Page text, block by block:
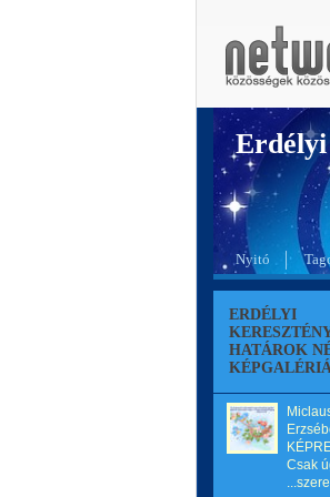
Nyitó
ERDÉLYI
HATÁROK
Csak